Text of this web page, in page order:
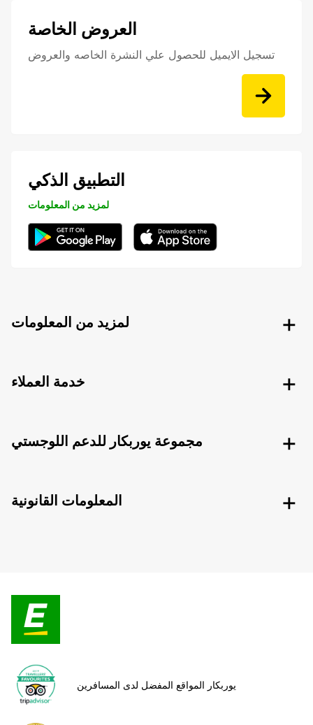
العروض الخاصة
تسجيل الايميل للحصول علي النشرة الخاصه والعروض
التطبيق الذكي
لمزيد من المعلومات
لمزيد من المعلومات
خدمة العملاء
مجموعة يوربكار للدعم اللوجستي
المعلومات القانونية
يوربكار المواقع المفضل لدى المسافرين